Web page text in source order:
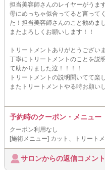
担当美容師さんのレイヤーがうま
母にめっちゃ似合ってると言って
た！担当美容師さんのこと勧めま
またよろしくお願いします！！
トリートメントありがとうござい
丁寧にトリートメントのことを説
て助かりました泣！！！！
トリートメントの説明聞いてて楽
またトリートメントやる時お願い
予約時のクーポン・メニュー
クーポン利用なし
[施術メニュー] カット、トリート
サロンからの返信コメン